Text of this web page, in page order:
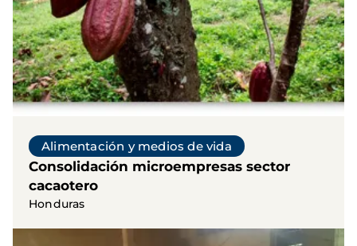
Alimentación y medios de vida
Consolidación microempresas sector
cacaotero
Honduras